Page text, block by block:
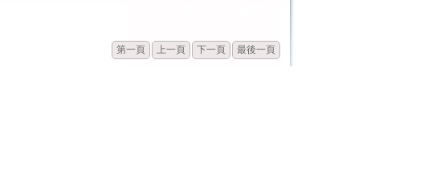
第一頁 上一頁 下一頁 最後一頁